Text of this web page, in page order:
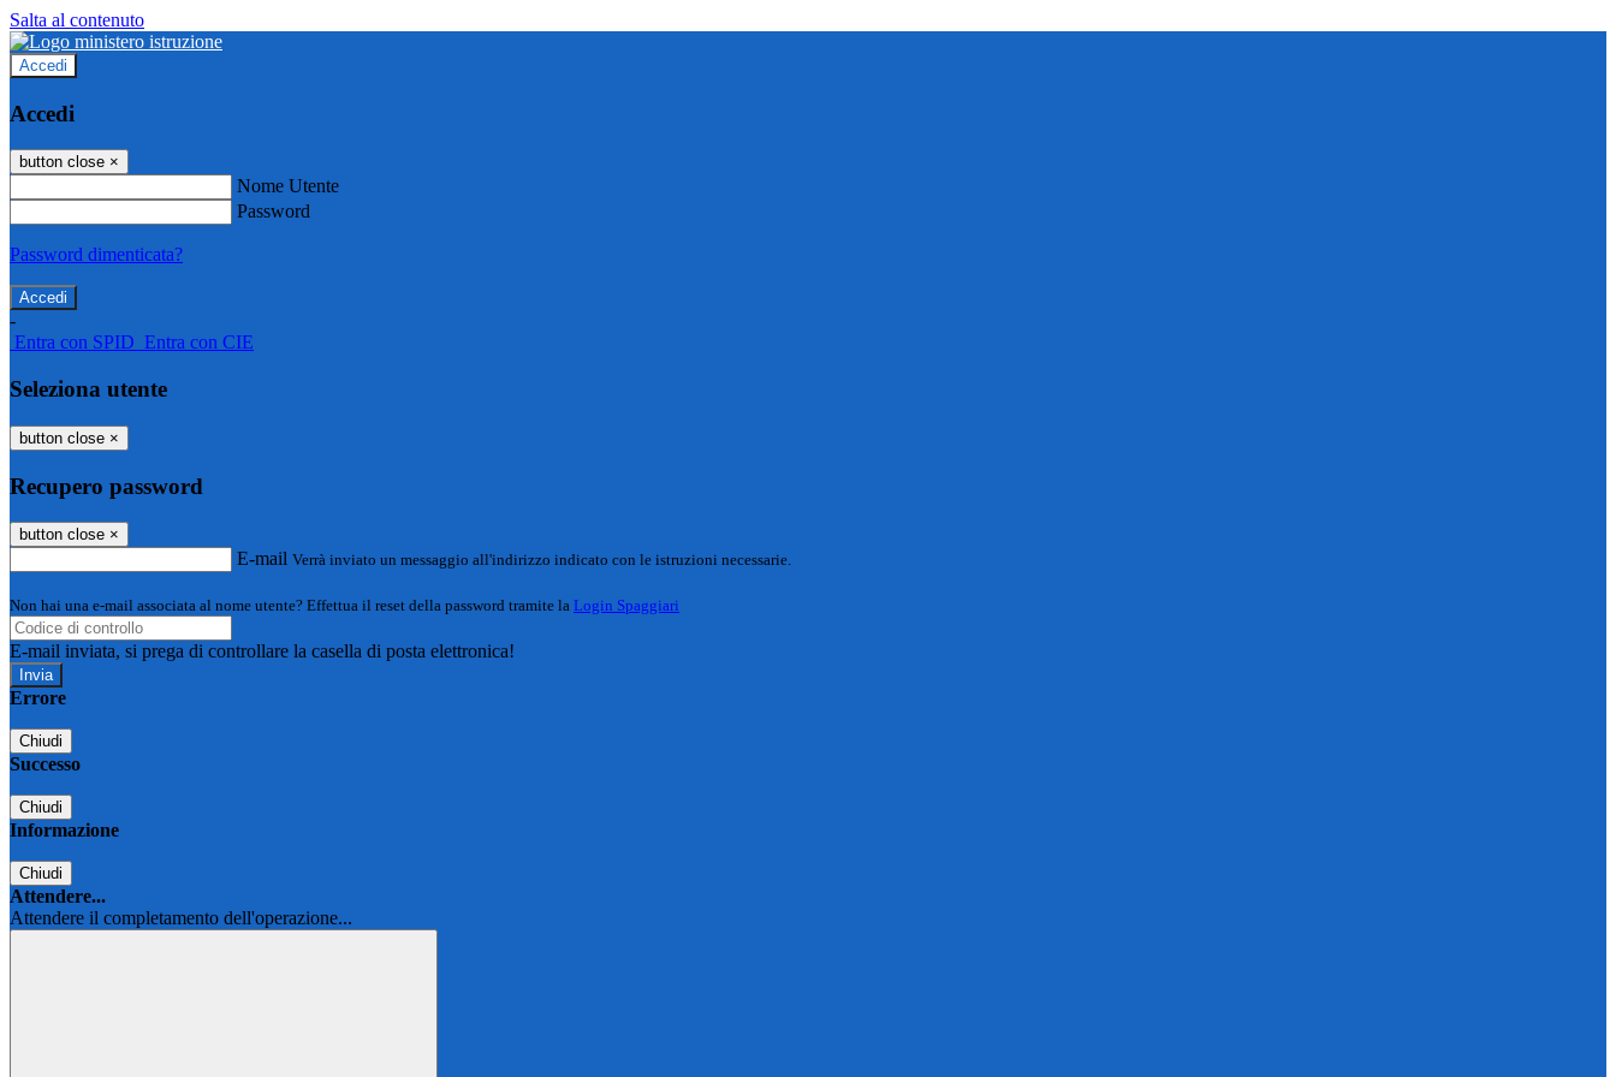
Salta al contenuto
Accedi
Accedi
button close ×
Nome Utente
Password
Password dimenticata?
-
Entra con SPID Entra con CIE
Seleziona utente
button close ×
Recupero password
button close ×
E-mail Verrà inviato un messaggio all'indirizzo indicato con le istruzioni necessarie.
Non hai una e-mail associata al nome utente? Effettua il reset della password tramite la Login Spaggiari
E-mail inviata, si prega di controllare la casella di posta elettronica!
Errore
Chiudi
Successo
Chiudi
Informazione
Chiudi
Attendere...
Attendere il completamento dell'operazione...